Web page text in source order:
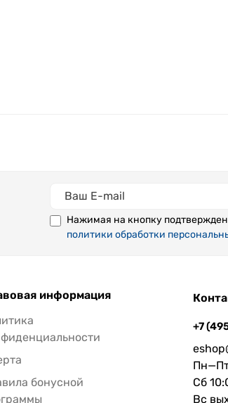
Нажимая на кнопку
политики обработки
информация
бонусной
+7
Сб
Вс